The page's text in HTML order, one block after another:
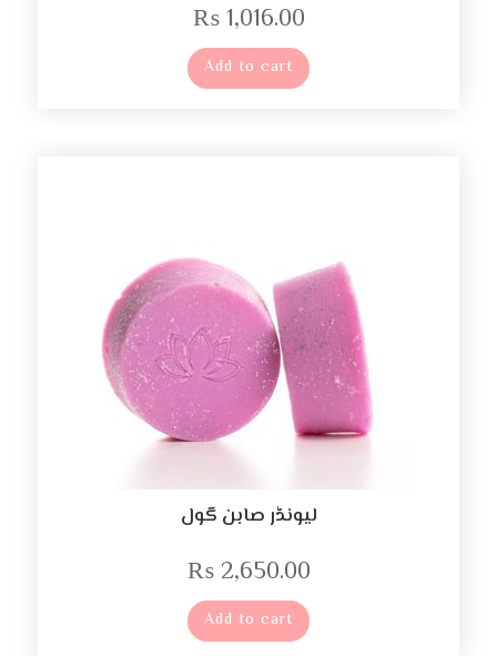
₨1,016.00
Add to cart
لیونڈر صابن گول
₨2,650.00
Add to cart